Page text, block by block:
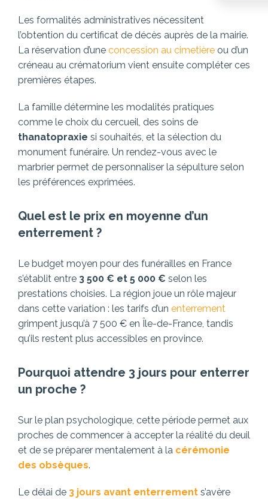
Les formalités administratives nécessitent
l’obtention du certificat de décès auprès de la mairie.
La réservation d’une concession au cimetière ou d’un
créneau au crématorium vient ensuite compléter ces
premières étapes.
La famille détermine les modalités pratiques
comme le choix du cercueil, des soins de
thanatopraxie si souhaités, et la sélection du
monument funéraire. Un rendez-vous avec le
marbrier permet de personnaliser la sépulture selon
les préférences exprimées.
Quel est le prix en moyenne d’un
enterrement ?
Le budget moyen pour des funérailles en France
s’établit entre 3 500 € et 5 000 € selon les
prestations choisies. La région joue un rôle majeur
dans cette variation : les tarifs d’un enterrement
grimpent jusqu’à 7 500 € en Île-de-France, tandis
qu’ils restent plus accessibles en province.
Pourquoi attendre 3 jours pour enterrer
un proche ?
Sur le plan psychologique, cette période permet aux
proches de commencer à accepter la réalité du deuil
et de se préparer mentalement à la cérémonie
des obsèques.
Le délai de 3 jours avant enterrement s’avère